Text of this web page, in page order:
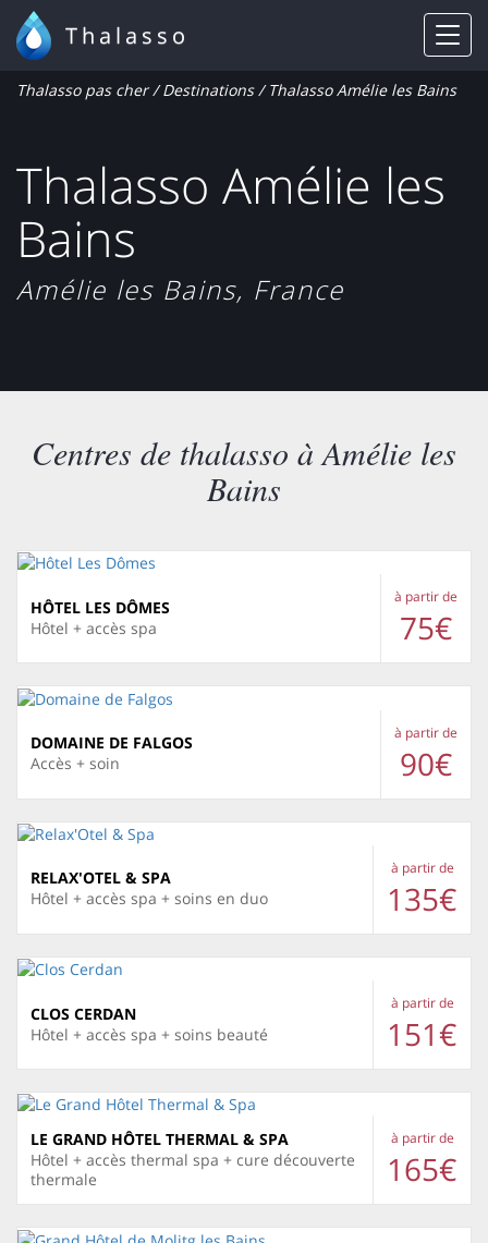
Thalasso
Thalasso Amélie les
Bains
Amélie les Bains, France
Thalasso pas cher/Destinations/ Thalasso Amélie les Bains
Centres de thalasso à Amélie les
Bains
HÔTEL LES DÔMES
Hôtel + accès spa
à partir de
75€
DOMAINE DE FALGOS
Accès + soin
à partir de
90€
RELAX'OTEL & SPA
Hôtel + accès spa + soins en duo
à partir de
135€
CLOS CERDAN
Hôtel + accès spa + soins beauté
à partir de
151€
LE GRAND HÔTEL THERMAL & SPA
Hôtel + accès thermal spa + cure découverte
thermale
à partir de
165€